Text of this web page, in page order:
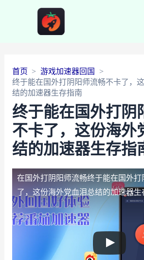
首页
游戏加速器回国
终于能在国外打阴阳师流畅不卡了，
结的加速器生存指南
终于能在国外打阴
不卡了，这份海外
结的加速器生存指
在国外打阴阳师流畅终于能在国外
了，这份海外党血泪总结的加速器生